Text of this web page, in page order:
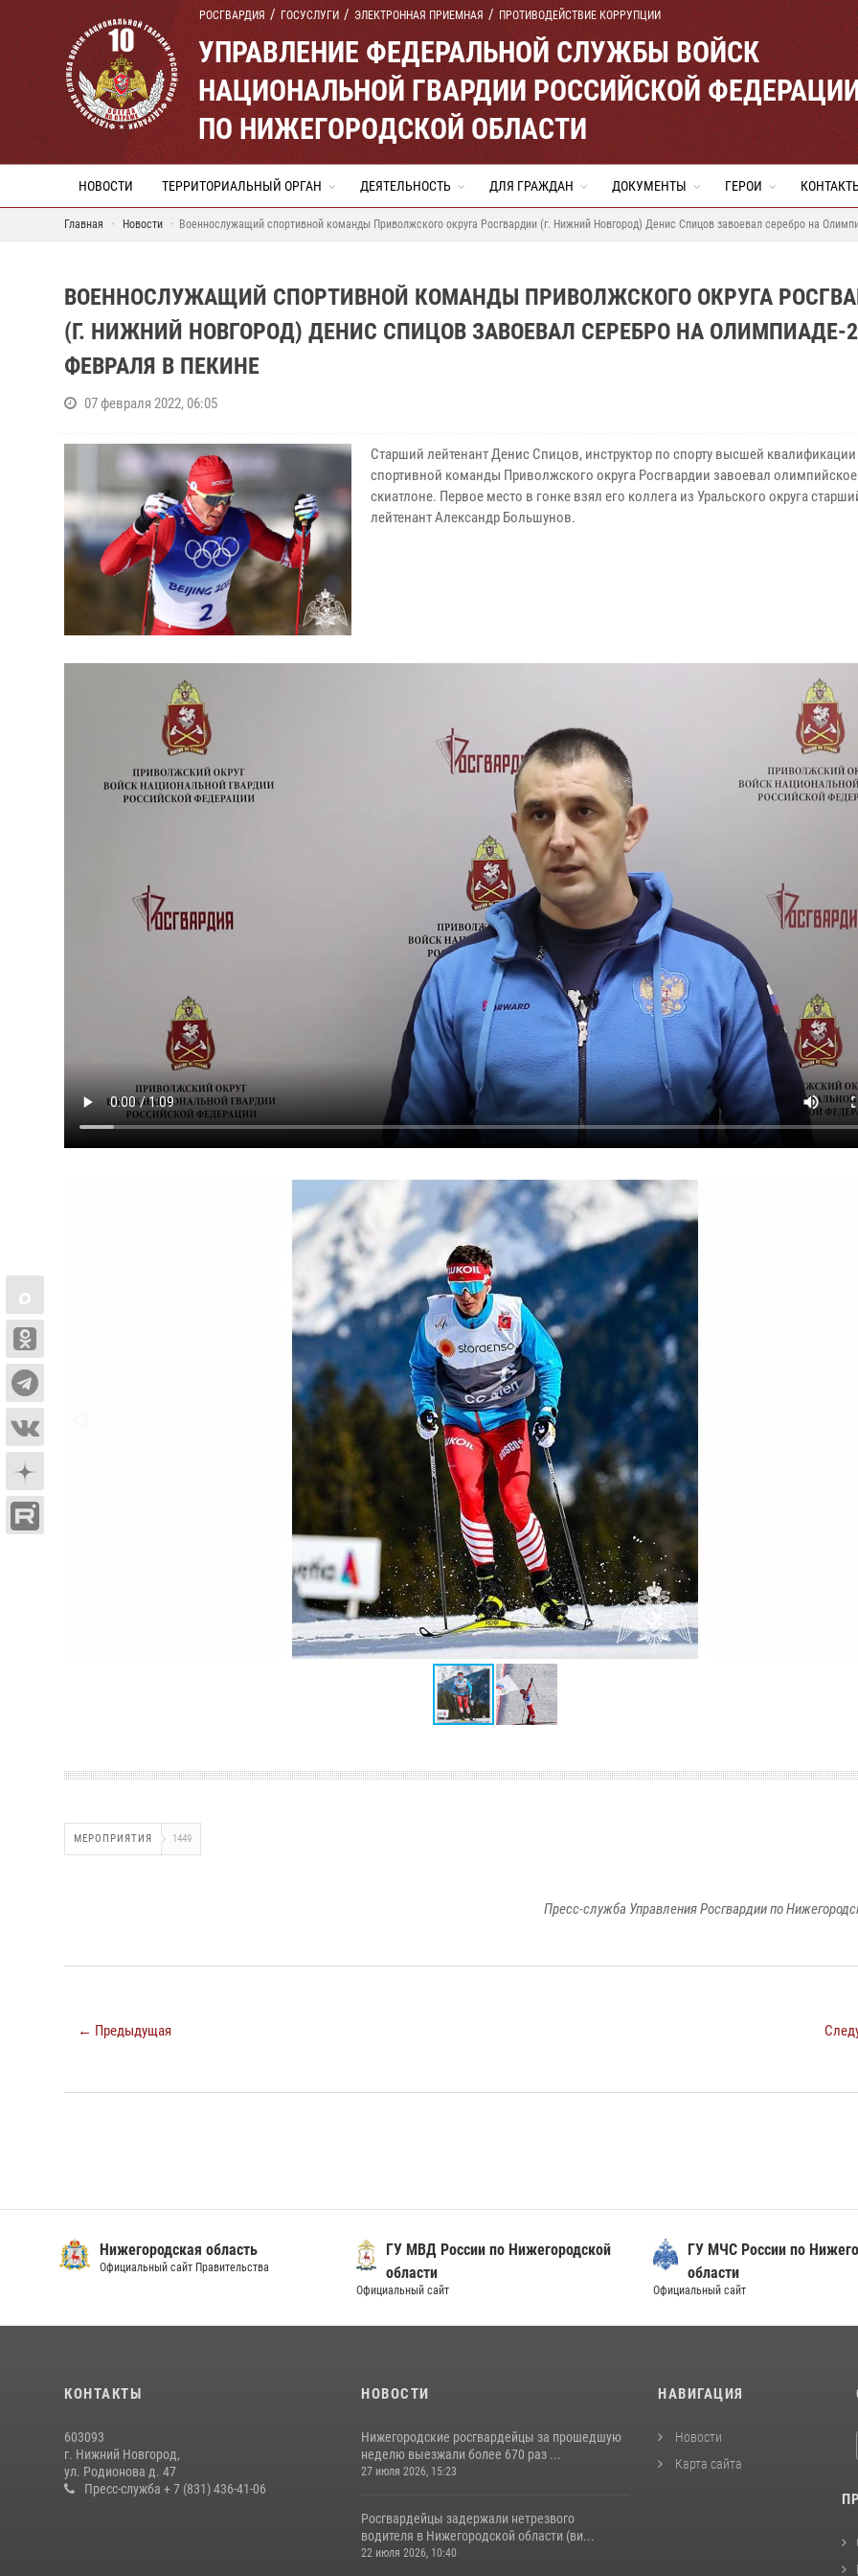
РОСГВАРДИЯ ГОСУСЛУГИ ЭЛЕКТРОННАЯ ПРИЕМНАЯ ПРОТИВОДЕЙСТВИЕ КОРРУПЦИИ
УПРАВЛЕНИЕ ФЕДЕРАЛЬНОЙ СЛУЖБЫ ВОЙСК
НАЦИОНАЛЬНОЙ ГВАРДИИ РОССИЙСКОЙ
ПО НИЖЕГОРОДСКОЙ ОБЛАСТИ
НОВОСТИ ТЕРРИТОРИАЛЬНЫЙ ОРГАН ДЕЯТЕЛЬНОСТЬ ДЛЯ ГРАЖДАН ДОКУМЕНТЫ ГЕРОИ
Главная Новости Военнослужащий спортивной команды Приволжского округа Росгвардии (г. Нижний Новгород) Денис Спицов завоевал серебро на
ВОЕННОСЛУЖАЩИЙ СПОРТИВНОЙ КОМАНДЫ ПРИВОЛЖСКОГО ОКРУГА
(Г. НИЖНИЙ НОВГОРОД) ДЕНИС СПИЦОВ ЗАВОЕВАЛ СЕРЕБРО НА ОЛИМПИАДЕ-
ФЕВРАЛЯ В ПЕКИНЕ
07 февраля 2022, 06:05
Старший лейтенант Денис Спицов, инструктор по спорту высшей квалификации
спортивной команды Приволжского округа Росгвардии завоевал олимпийское
скиатлоне. Первое место в гонке взял его коллега из Уральского округа
лейтенант Александр Большунов.
МЕРОПРИЯТИЯ 1449
Пресс-служба Управления Росгвардии по
← Предыдущая
Нижегородская область
Официальный сайт Правительства
ГУ МВД России по Нижегородской
Официальный сайт
ГУ МЧС России
Официальный сайт
КОНТАКТЫ
603093
г. Нижний Новгород,
ул. Родионова д. 47
Пресс-служба + 7 (831) 436-41-06
НОВОСТИ
Нижегородские росгвардейцы за прошедшую
неделю выезжали более 670 раз ...
27 июля 2026, 15:23
Росгвардейцы задержали нетрезвого
водителя в Нижегородской области (ви...
22 июля 2026, 10:40
НАВИГАЦИЯ
Новости
Карта сайта